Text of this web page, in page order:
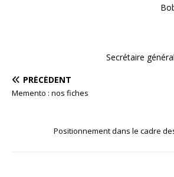
Secrétaire
PRÉCÉDENT
Memento : nos fiches
Positionnement dans le cadre